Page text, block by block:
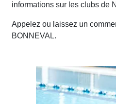
informations sur les clubs de
Appelez ou laissez un
BONNEVAL.